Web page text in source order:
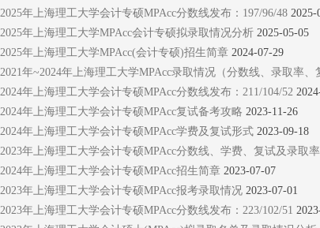
2025年上海理工大学会计专硕MPAcc分数线发布：197/96/48 2025-
2025年上海理工大学MPAcc会计专硕拟录取情况分析 2025-05-05
2025年上海理工大学MPAcc(会计专硕)招生简章 2024-07-29
2021年~2024年上海理工大学MPAcc录取情况（分数线、录取率、
2024年上海理工大学会计专硕MPAcc分数线发布：211/104/52
2024年上海理工大学会计专硕MPAcc复试备考攻略 2023-11-26
2024年上海理工大学会计专硕MPAcc学费及复试形式 2023-09-18
2023年上海理工大学会计专硕MPAcc分数线、学费、复试及录取率
2024年上海理工大学会计专硕MPAcc招生简章 2023-07-07
2023年上海理工大学会计专硕MPAcc报考录取情况 2023-07-01
2023年上海理工大学会计专硕MPAcc分数线发布：223/102/51